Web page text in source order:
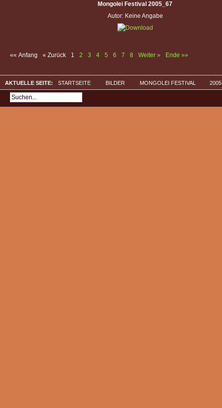
Mongolei Festival 2005_67
Autor: Keine Angabe
«« Anfang « Zurück 1 2 3 4 5 6 7 8 Weiter » Ende »»
AKTUELLE SEITE: STARTSEITE BILDER MONGOLEI FESTIVAL 2005